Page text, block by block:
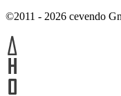
©2011 - 2026 cevendo